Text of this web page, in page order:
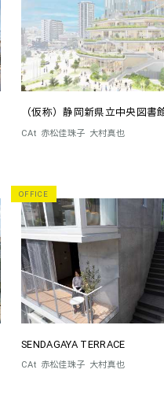
（仮称）静岡新県立中央図書
CAt 赤松佳珠子 大村真也
OFFICE
SENDAGAYA TERRACE
CAt 赤松佳珠子 大村真也